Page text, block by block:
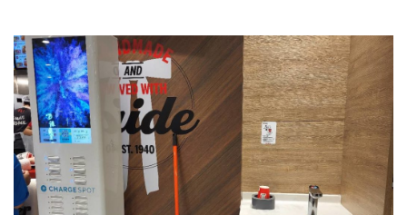
ENGLISH
下載 DOWNLOAD